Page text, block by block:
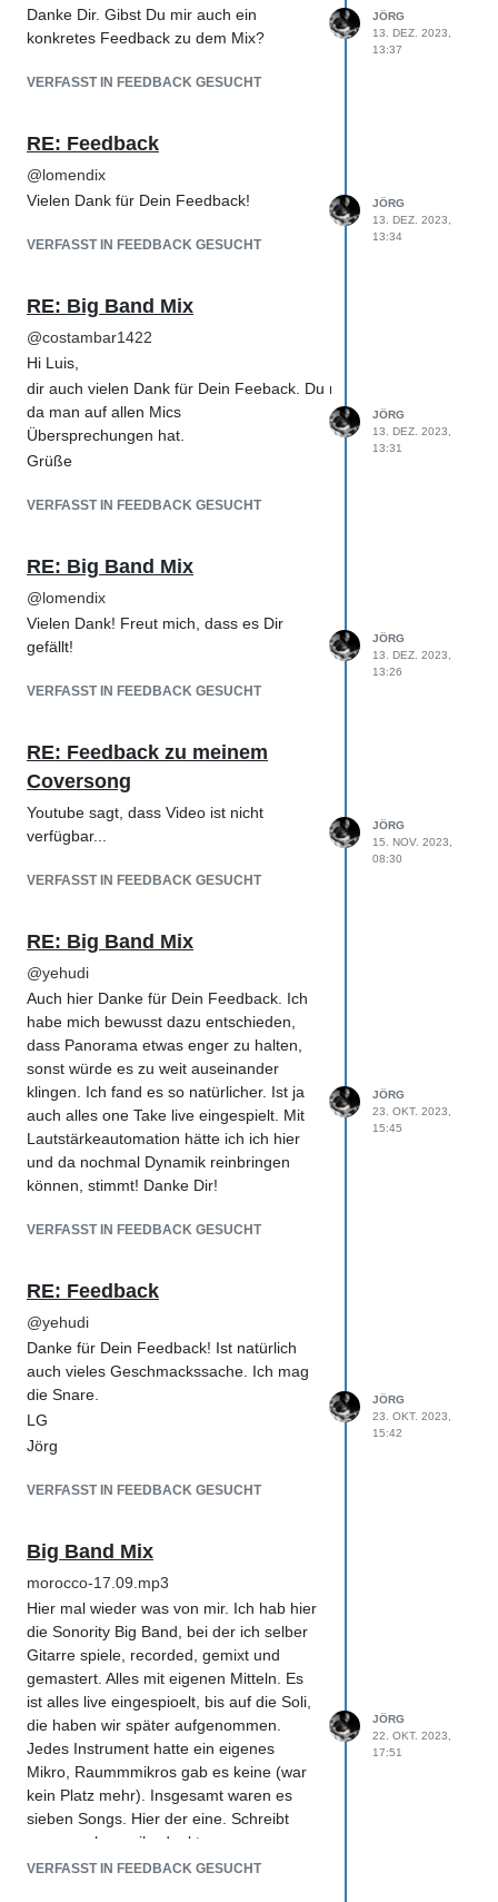
Danke Dir. Gibst Du mir auch ein
konkretes Feedback zu dem Mix?
VERFASST IN FEEDBACK GESUCHT
JÖRG
13. DEZ. 2023,
13:37
RE: Feedback
@lomendix
Vielen Dank für Dein Feedback!
VERFASST IN FEEDBACK GESUCHT
JÖRG
13. DEZ. 2023,
13:34
RE: Big Band Mix
@costambar1422
Hi Luis,
dir auch vielen Dank für Dein Feeback. Du meinst wohl
da man auf allen Mics
Übersprechungen hat.
Grüße
VERFASST IN FEEDBACK GESUCHT
JÖRG
13. DEZ. 2023,
13:31
RE: Big Band Mix
@lomendix
Vielen Dank! Freut mich, dass es Dir
gefällt!
VERFASST IN FEEDBACK GESUCHT
JÖRG
13. DEZ. 2023,
13:26
RE: Feedback zu meinem
Coversong
Youtube sagt, dass Video ist nicht
verfügbar...
VERFASST IN FEEDBACK GESUCHT
JÖRG
15. NOV. 2023,
08:30
RE: Big Band Mix
@yehudi
Auch hier Danke für Dein Feedback. Ich
habe mich bewusst dazu entschieden,
dass Panorama etwas enger zu halten,
sonst würde es zu weit auseinander
klingen. Ich fand es so natürlicher. Ist ja
auch alles one Take live eingespielt. Mit
Lautstärkeautomation hätte ich ich hier
und da nochmal Dynamik reinbringen
können, stimmt! Danke Dir!
VERFASST IN FEEDBACK GESUCHT
JÖRG
23. OKT. 2023,
15:45
RE: Feedback
@yehudi
Danke für Dein Feedback! Ist natürlich
auch vieles Geschmackssache. Ich mag
die Snare.
LG
Jörg
VERFASST IN FEEDBACK GESUCHT
JÖRG
23. OKT. 2023,
15:42
Big Band Mix
morocco-17.09.mp3
Hier mal wieder was von mir. Ich hab hier
die Sonority Big Band, bei der ich selber
Gitarre spiele, recorded, gemixt und
gemastert. Alles mit eigenen Mitteln. Es
ist alles live eingespioelt, bis auf die Soli,
die haben wir später aufgenommen.
Jedes Instrument hatte ein eigenes
Mikro, Raummmikros gab es keine (war
kein Platz mehr). Insgesamt waren es
sieben Songs. Hier der eine. Schreibt
gerne mal, was ihr denkt...
VERFASST IN FEEDBACK GESUCHT
JÖRG
22. OKT. 2023,
17:51